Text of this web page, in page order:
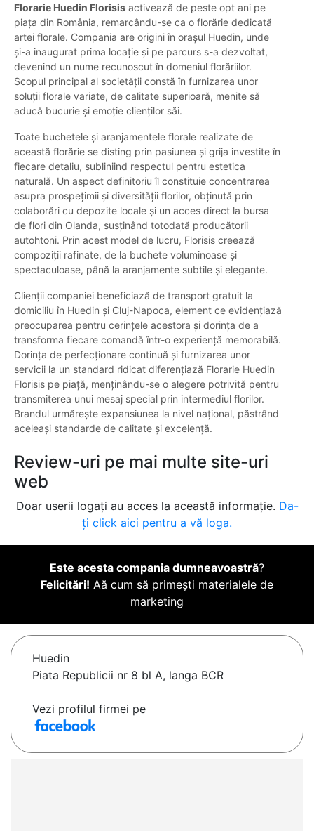
Florarie Huedin Florisis activează de peste opt ani pe
piața din România, remarcându-se ca o florărie dedicată
artei florale. Compania are origini în orașul Huedin, unde
și-a inaugurat prima locație și pe parcurs s-a dezvoltat,
devenind un nume recunoscut în domeniul florăriilor.
Scopul principal al societății constă în furnizarea unor
soluții florale variate, de calitate superioară, menite să
aducă bucurie și emoție clienților săi.
Toate buchetele și aranjamentele florale realizate de
această florărie se disting prin pasiunea și grija investite în
fiecare detaliu, subliniind respectul pentru estetica
naturală. Un aspect definitoriu îl constituie concentrarea
asupra prospețimii și diversității florilor, obținută prin
colaborări cu depozite locale și un acces direct la bursa
de flori din Olanda, susținând totodată producătorii
autohtoni. Prin acest model de lucru, Florisis creează
compoziții rafinate, de la buchete voluminoase și
spectaculoase, până la aranjamente subtile și elegante.
Clienții companiei beneficiază de transport gratuit la
domiciliu în Huedin și Cluj-Napoca, element ce evidențiază
preocuparea pentru cerințele acestora și dorința de a
transforma fiecare comandă într-o experiență memorabilă.
Dorința de perfecționare continuă și furnizarea unor
servicii la un standard ridicat diferențiază Florarie Huedin
Florisis pe piață, menținându-se o alegere potrivită pentru
transmiterea unui mesaj special prin intermediul florilor.
Brandul urmărește expansiunea la nivel național, păstrând
aceleași standarde de calitate și excelență.
Review-uri pe mai multe site-uri
web
Doar userii logați au acces la această informație. Da-
ți click aici pentru a vă loga.
Este acesta compania dumneavoastră?
Felicitări! Aă cum să primești materialele de
marketing
Huedin
Piata Republicii nr 8 bl A, langa BCR
Vezi profilul firmei pe